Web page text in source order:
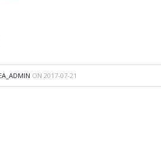
ON 2017-07-21